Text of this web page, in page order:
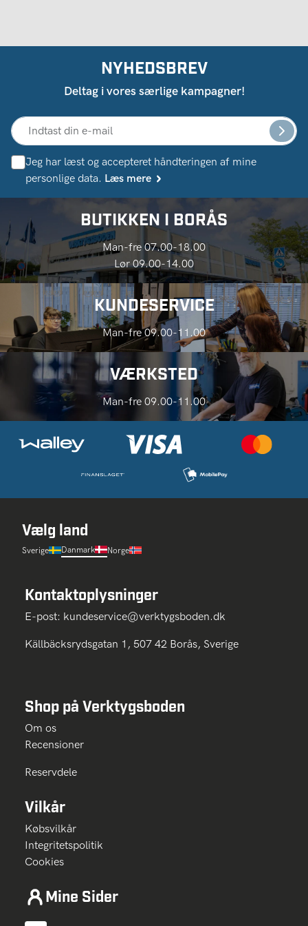
NYHEDSBREV
Deltag i vores særlige kampagner!
Jeg har læst og accepteret håndteringen af ​​mine
personlige data. Læs mere
BUTIKKEN I BORÅS
Man-fre 07.00-18.00
Lør 09.00-14.00
KUNDESERVICE
Man-fre 09.00-11.00
VÆRKSTED
Man-fre 09.00-11.00
Vælg land
Sverige Danmark Norge
Kontaktoplysninger
E-post: kundeservice@verktygsboden.dk
Källbäcksrydsgatan 1, 507 42 Borås, Sverige
Shop på Verktygsboden
Om os
Recensioner
Reservdele
Vilkår
Købsvilkår
Integritetspolitik
Cookies
Mine Sider